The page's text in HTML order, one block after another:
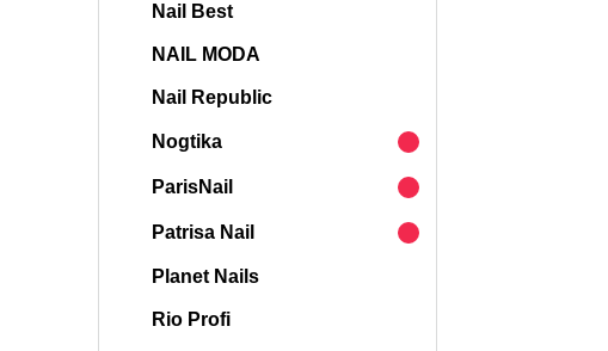
Nail Best
NAIL MODA
Nail Republic
Nogtika
ParisNail
Patrisa Nail
Planet Nails
Rio Profi